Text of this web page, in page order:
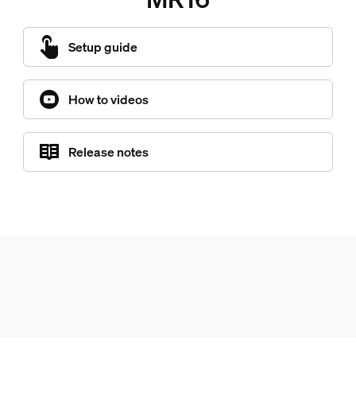
Setup guide
How to videos
Release notes